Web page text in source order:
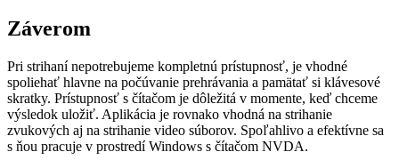
Záverom
Pri strihaní nepotrebujeme kompletnú prístupnosť, je vhodné
spoliehať hlavne na počúvanie prehrávania a pamätať si klávesové
skratky. Prístupnosť s čítačom je dôležitá v momente, keď chceme
výsledok uložiť. Aplikácia je rovnako vhodná na strihanie
zvukových aj na strihanie video súborov. Spoľahlivo a efektívne sa
s ňou pracuje v prostredí Windows s čítačom NVDA.